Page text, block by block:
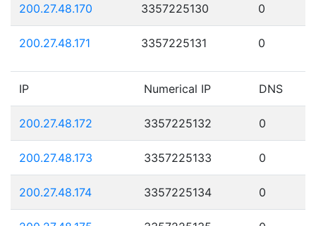
200.27.48.170 3357225130 0
200.27.48.171 3357225131 0
IP Numerical IP DNS
200.27.48.172 3357225132 0
200.27.48.173 3357225133 0
200.27.48.174 3357225134 0